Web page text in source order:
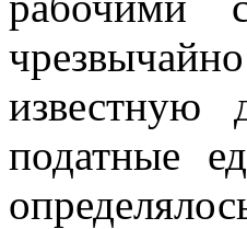
известную
податные